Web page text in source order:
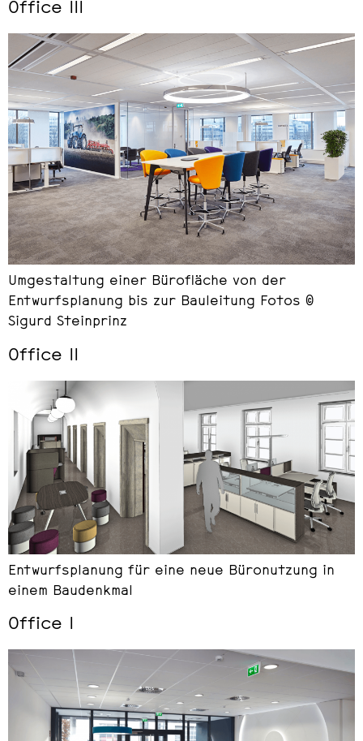
Office III
Umgestaltung einer Bürofläche von der
Entwurfsplanung bis zur Bauleitung Fotos ©
Sigurd Steinprinz
Office II
Entwurfsplanung für eine neue Büronutzung in
einem Baudenkmal
Office I